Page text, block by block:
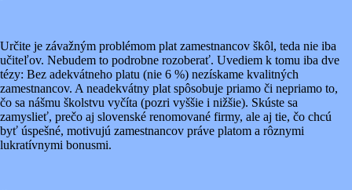
Určite je závažným problémom plat zamestnancov škôl, teda nie iba
učiteľov. Nebudem to podrobne rozoberať. Uvediem k tomu iba dve
tézy: Bez adekvátneho platu (nie 6 %) nezískame kvalitných
zamestnancov. A neadekvátny plat spôsobuje priamo či nepriamo to,
čo sa nášmu školstvu vyčíta (pozri vyššie i nižšie). Skúste sa
zamyslieť, prečo aj slovenské renomované firmy, ale aj tie, čo chcú
byť úspešné, motivujú zamestnancov práve platom a rôznymi
lukratívnymi bonusmi.